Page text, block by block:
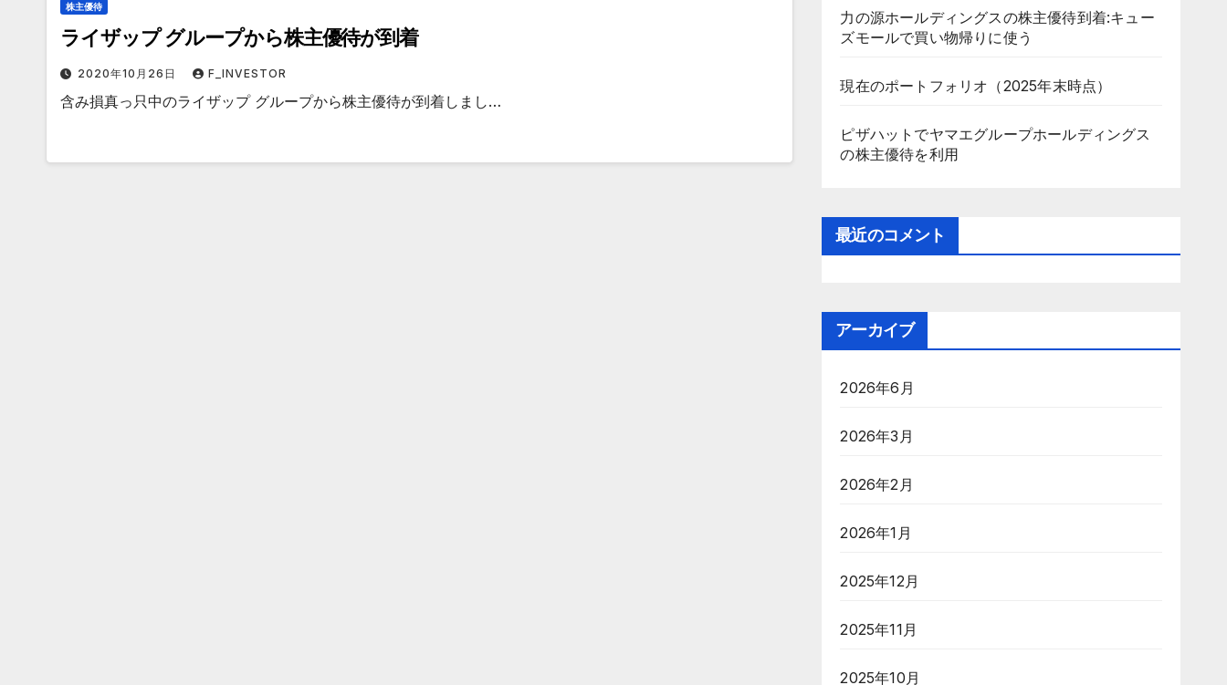
株主優待
ライザップ グループから株主優待が到着
2020年10月26日 F_INVESTOR
含み損真っ只中のライザップ グループから株主優待が到着しまし…
力の源ホールディングスの株主優待到着:キュー
ズモールで買い物帰りに使う
現在のポートフォリオ（2025年末時点）
ピザハットでヤマエグループホールディングス
の株主優待を利用
最近のコメント
アーカイブ
2026年6月
2026年3月
2026年2月
2026年1月
2025年12月
2025年11月
2025年10月